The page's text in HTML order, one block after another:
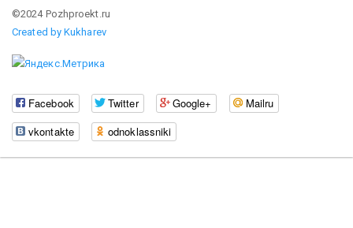
©2024 Pozhproekt.ru
Created by Kukharev
Facebook Twitter Google+
Mailru
vkontakte
odnoklassniki